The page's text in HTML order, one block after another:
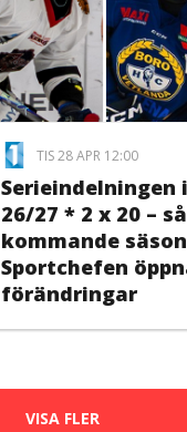
TIS 28 APR 12:00
Serieindelningen
26/27 * 2 x 20 –
kommande
Sportchefen
förändringar
VISA FLER